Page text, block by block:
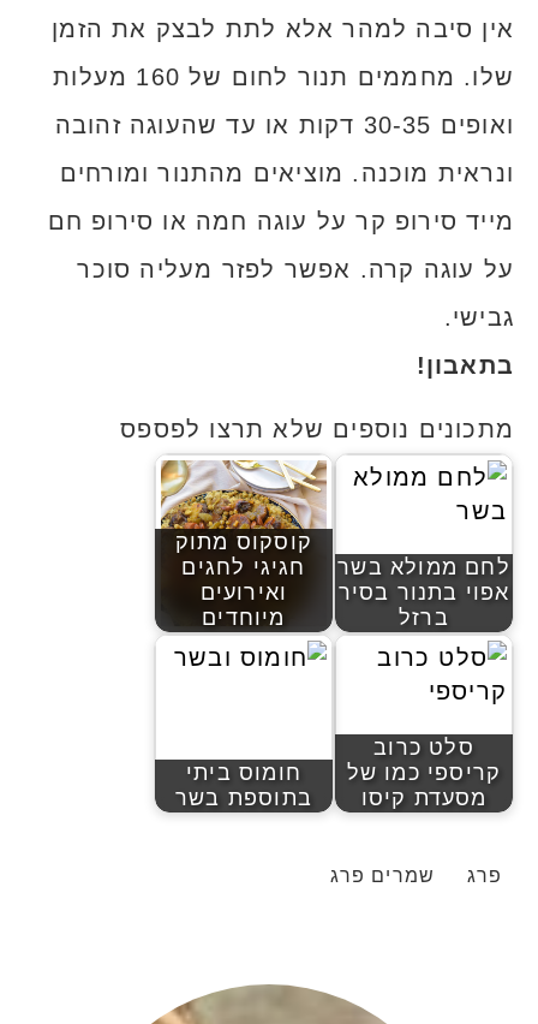
אין סיבה למהר אלא לתת לבצק את הזמן
שלו. מחממים תנור לחום של 160 מעלות
ואופים 30-35 דקות או עד שהעוגה זהובה
ונראית מוכנה. מוציאים מהתנור ומורחים
מייד סירופ קר על עוגה חמה או סירופ חם
על עוגה קרה. אפשר לפזר מעליה סוכר
גבישי.
בתאבון!
מתכונים נוספים שלא תרצו לפספס
לחם ממולא בשר
אפוי בתנור בסיר
ברזל
קוסקוס מתוק
חגיגי לחגים
ואירועים
מיוחדים
סלט כרוב
קריספי כמו של
מסעדת קיסו
חומוס ביתי
בתוספת בשר
פרג שמרים פרג